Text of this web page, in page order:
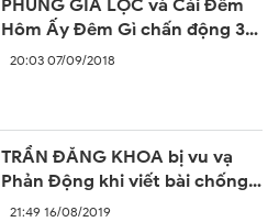
PHÙNG GIA LỘC và Cái Đêm
Hôm Ấy Đêm Gì chấn động 30
năm trước
20:03 07/09/2018
TRẦN ĐĂNG KHOA bị vu vạ
Phản Động khi viết bài chống
lại sự ngang ngược của Trung
21:49 16/08/2019